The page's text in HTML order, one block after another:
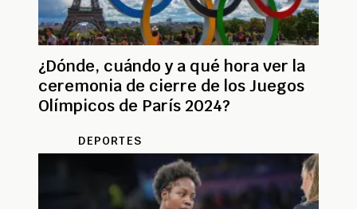
¿Dónde, cuándo y a qué hora ver la
ceremonia de cierre de los Juegos
Olímpicos de París 2024?
DEPORTES